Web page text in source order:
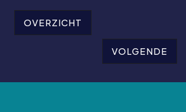
OVERZICHT
VOLGENDE